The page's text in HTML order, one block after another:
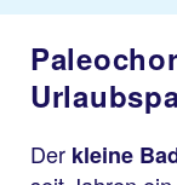
Der kleine